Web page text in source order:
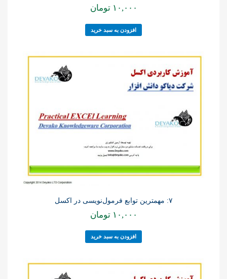
۱۰,۰۰۰ تومان
افزودن به سبد خرید
۷: مهمترین توابع فرمول‌نویسی در اکسل
۱۰,۰۰۰ تومان
افزودن به سبد خرید